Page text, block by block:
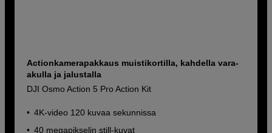
Actionkamerapakkaus muistikortilla, kahdella vara-
akulla ja jalustalla
DJI Osmo Action 5 Pro Action Kit
4K-video 120 kuvaa sekunnissa
40 megapikselin still-kuvat